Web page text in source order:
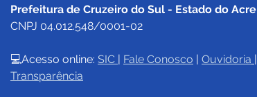
Prefeitura de Cruzeiro do
Prefeitura de Cruzeiro do Sul - Estado do Acre
CNPJ 04.012.548/0001-02
💻Acesso online: SIC | Fale Conosco | Ouvidoria |
Transparência